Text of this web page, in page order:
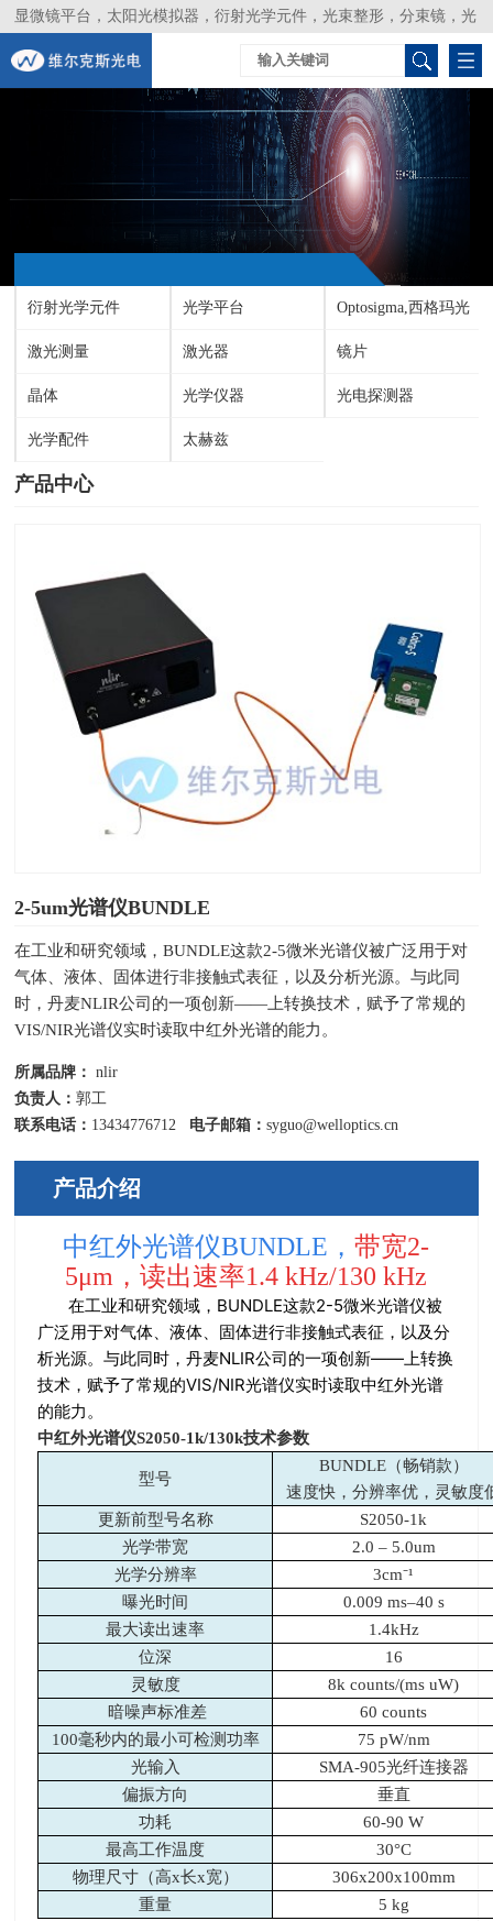
显微镜平台，太阳光模拟器，衍射光学元件，光束整形，分束镜，光
谱仪，生物激光器，光束分析仪，Layertec
衍射光学元件 光学平台 Optosigma,西格玛光
机
激光测量 激光器 镜片
晶体 光学仪器 光电探测器
光学配件 太赫兹
产品中心
2-5um光谱仪BUNDLE
在工业和研究领域，BUNDLE这款2-5微米光谱仪被广泛用于对
气体、液体、固体进行非接触式表征，以及分析光源。与此同
时，丹麦NLIR公司的一项创新——上转换技术，赋予了常规的
VIS/NIR光谱仪实时读取中红外光谱的能力。
所属品牌： nlir
负责人：郭工
联系电话： 13434776712 电子邮箱：syguo@welloptics.cn
产品介绍
中红外光谱仪BUNDLE，带宽2-
5μm，读出速率1.4 kHz/130 kHz
在工业和研究领域，BUNDLE这款2-5微米光谱仪被
广泛用于对气体、液体、固体进行非接触式表征，以及分
析光源。与此同时，丹麦NLIR公司的一项创新——上转换
技术，赋予了常规的VIS/NIR光谱仪实时读取中红外光谱
的能力。
中红外光谱仪S2050-1k/130k技术参数
型号
BUNDLE（畅销款）
速度快，分辨率优，灵敏度
更新前型号名称
S2050-1k
光学带宽
2.0 – 5.0um
光学分辨率
3cm⁻¹
曝光时间
0.009 ms–40 s
最大读出速率
1.4kHz
位深
16
灵敏度
8k counts/(ms uW)
暗噪声标准差
60 counts
100毫秒内的最小可检测功率
75 pW/nm
光输入
SMA-905光纤连接器
偏振方向
垂直
功耗
60-90 W
最高工作温度
30°C
物理尺寸（高x长x宽）
306x200x100mm
重量
5 kg